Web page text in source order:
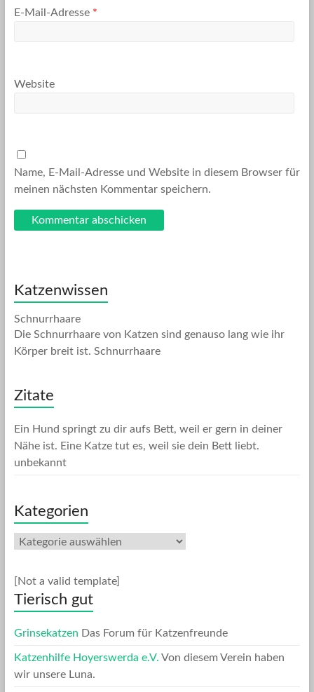
E-Mail-Adresse *
Website
Name, E-Mail-Adresse und Website in diesem Browser für
meinen nächsten Kommentar speichern.
Katzenwissen
Schnurrhaare
Die Schnurrhaare von Katzen sind genauso lang wie ihr
Körper breit ist. Schnurrhaare
Zitate
Ein Hund springt zu dir aufs Bett, weil er gern in deiner
Nähe ist. Eine Katze tut es, weil sie dein Bett liebt.
unbekannt
Kategorien
Kategorien
[Not a valid template]
Tierisch gut
Grinsekatzen Das Forum für Katzenfreunde
Katzenhilfe Hoyerswerda e.V. Von diesem Verein haben
wir unsere Luna.